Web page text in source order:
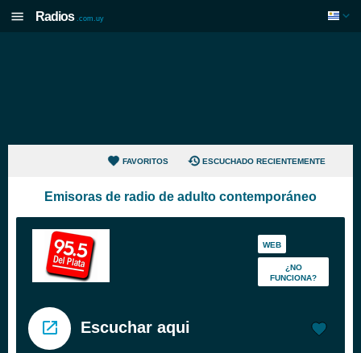
Radios .com.uy
FAVORITOS ESCUCHADO RECIENTEMENTE
Emisoras de radio de adulto contemporáneo
WEB
¿NO
FUNCIONA?
Escuchar aqui